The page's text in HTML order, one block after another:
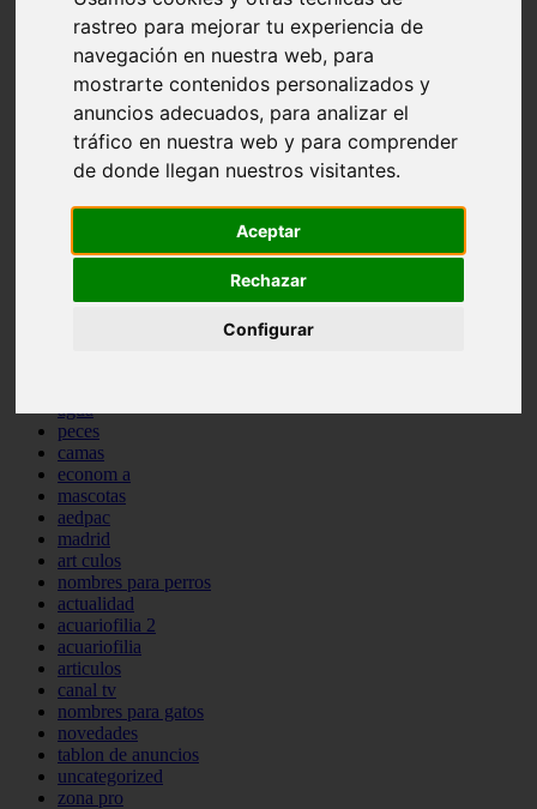
rastreo para mejorar tu experiencia de
navegación en nuestra web, para
mostrarte contenidos personalizados y
anuncios adecuados, para analizar el
tráfico en nuestra web y para comprender
de donde llegan nuestros visitantes.
Aceptar
Rechazar
Configurar
comportamiento
protagonistas
reptiles
abandono
adopci n
ferias
higiene
snacks
iberzoo propet
estanques
conejos
agua
peces
camas
econom a
mascotas
aedpac
madrid
art culos
nombres para perros
actualidad
acuariofilia 2
acuariofilia
articulos
canal tv
nombres para gatos
novedades
tablon de anuncios
uncategorized
zona pro